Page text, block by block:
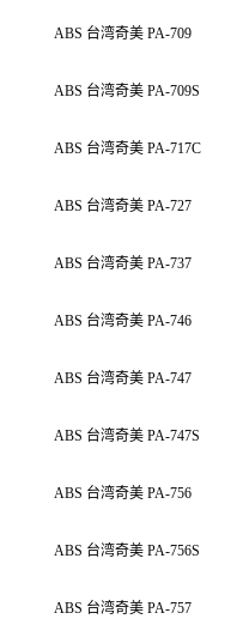
ABS 台湾奇美 PA-709
ABS 台湾奇美 PA-709S
ABS 台湾奇美 PA-717C
ABS 台湾奇美 PA-727
ABS 台湾奇美 PA-737
ABS 台湾奇美 PA-746
ABS 台湾奇美 PA-747
ABS 台湾奇美 PA-747S
ABS 台湾奇美 PA-756
ABS 台湾奇美 PA-756S
ABS 台湾奇美 PA-757